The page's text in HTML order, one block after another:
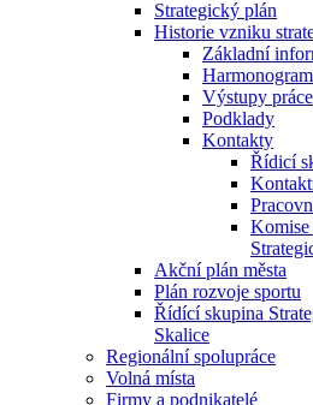
Strategický plán
Historie vzniku
Základní
Výstupy práce
Podklady
Kontakty
Řídicí
Komise
Akční plán města
Plán rozvoje sportu
Řídící skupina
Skalice
Regionální spolupráce
Volná místa
Firmy a podnikatelé